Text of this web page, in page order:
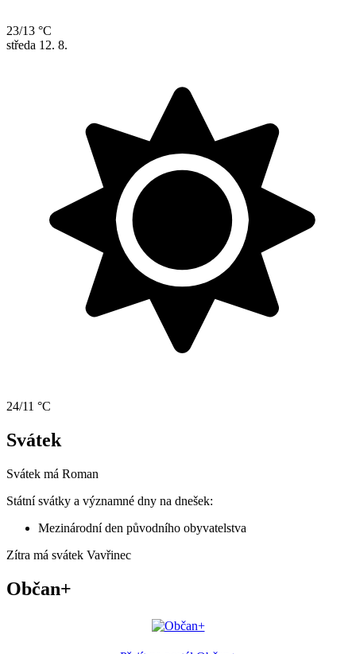
23/13 °C
středa 12. 8.
24/11 °C
Svátek
Svátek má Roman
Státní svátky a významné dny na dnešek:
Mezinárodní den původního obyvatelstva
Zítra má svátek Vavřinec
Občan+